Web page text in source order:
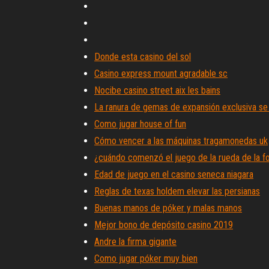
Donde esta casino del sol
Casino express mount agradable sc
Nocibe casino street aix les bains
La ranura de gemas de expansión exclusiva
Como jugar house of fun
Cómo vencer a las máquinas tragamonedas uk
¿cuándo comenzó el juego de la rueda de la
Edad de juego en el casino seneca niagara
Reglas de texas holdem elevar las persianas
Buenas manos de póker y malas manos
Mejor bono de depósito casino 2019
Andre la firma gigante
Como jugar póker muy bien